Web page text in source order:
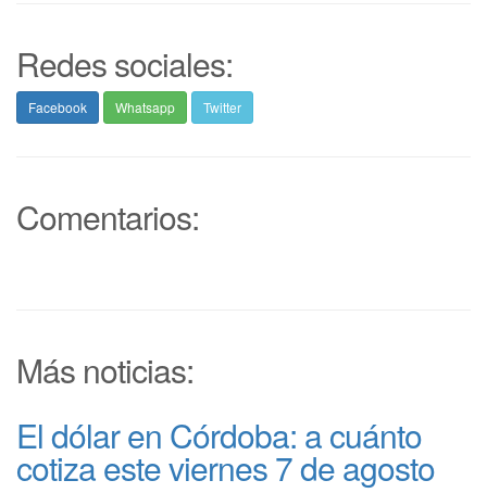
Redes sociales:
Facebook Whatsapp Twitter
Comentarios:
Más noticias:
El dólar en Córdoba: a cuánto
cotiza este viernes 7 de agosto